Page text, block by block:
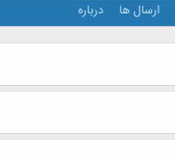
ارسال ها درباره